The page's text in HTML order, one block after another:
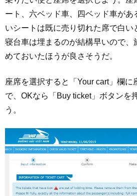
ート、六ベッド車、四ベッド車があ
いシートは既に売り切れた席で白い
寝台車は埋まるのが結構早いので、
めておいたほうが良さそうだ。
座席を選択すると「Your cart」欄に
で、OKなら「Buy ticket」ボタンを
う。